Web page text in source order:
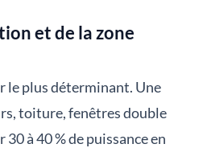
et de la zone
le plus déterminant. Une
toiture, fenêtres double
à 40 % de puissance en